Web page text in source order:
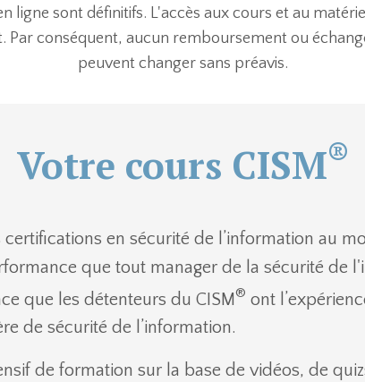
ligne sont définitifs. L'accès aux cours et au
Par conséquent, aucun remboursement ou
peuvent changer sans préavis.
Votre cours CISM®
en sécurité de l’information au
que tout manager de la sécurité de
que les détenteurs du CISM® ont
de sécurité de l’information.
de formation sur la base de vidéos, de